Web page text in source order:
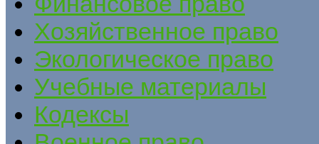
Хозяйственное право
Экологическое право
Учебные материалы
Кодексы